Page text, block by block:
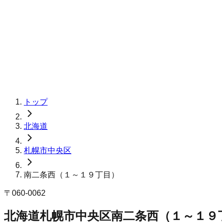
トップ
北海道
札幌市中央区
南二条西（１～１９丁目）
〒 060-0062
北海道札幌市中央区南二条西（１～１９